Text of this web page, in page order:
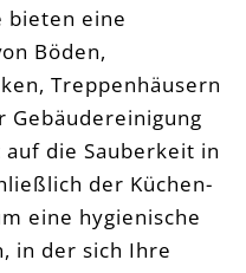
bieten eine
Böden,
Treppenhäusern
Gebäudereinigung
die Sauberkeit in
der Küchen-
eine hygienische
in der sich Ihre